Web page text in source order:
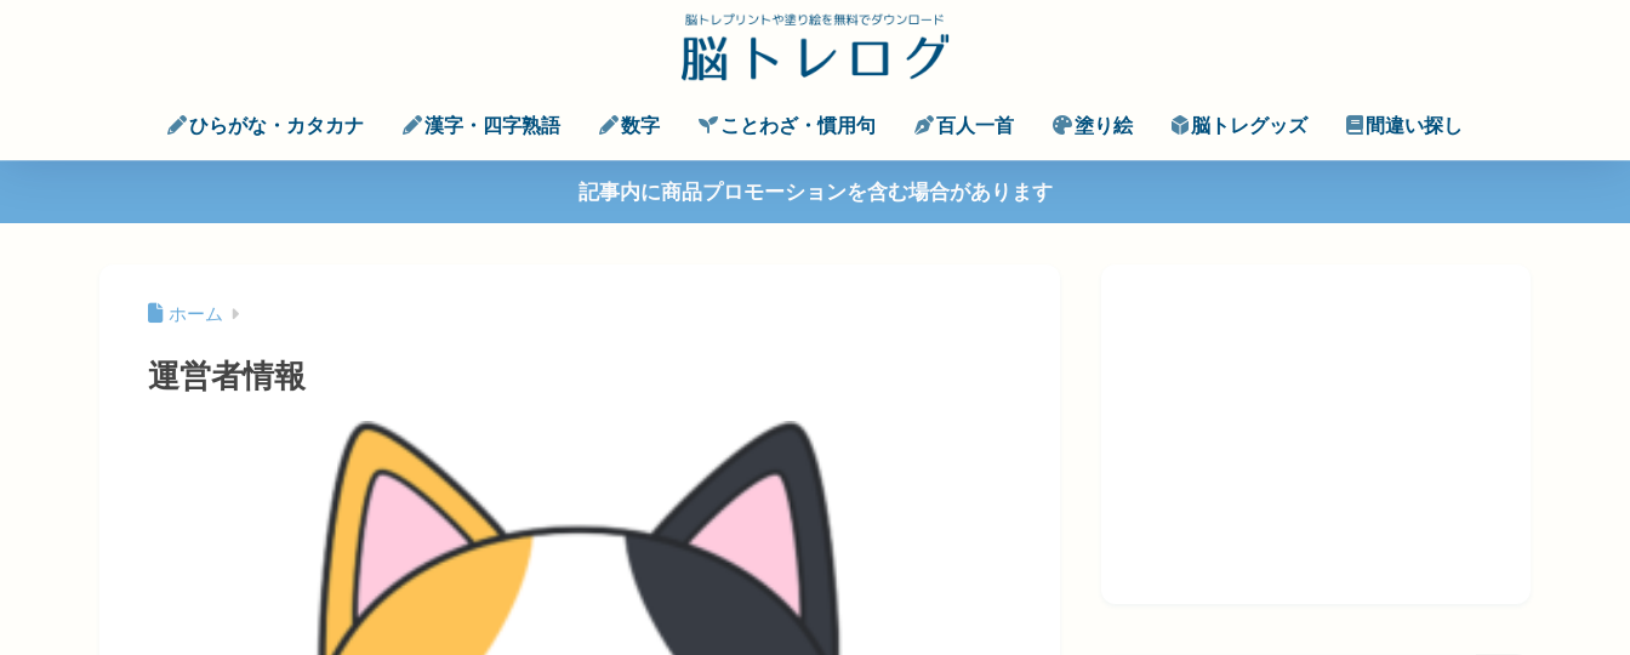
ひらがな・カタカナ 漢字・四字熟語 数字 ことわざ・慣用句 百人一首 塗り絵 脳トレグッズ 間違い探し
記事内に商品プロモーションを含む場合があります
ホーム
運営者情報